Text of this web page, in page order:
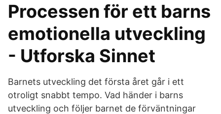
Processen för ett barns
emotionella utveckling
- Utforska Sinnet
Barnets utveckling det första året går i ett
otroligt snabbt tempo. Vad händer i barns
utveckling och följer barnet de förväntningar